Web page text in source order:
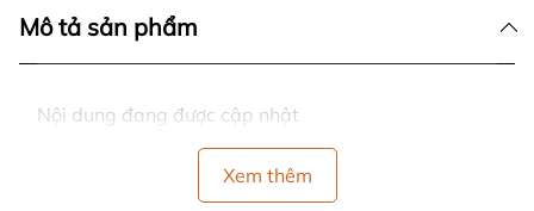
Mô tả sản phẩm
Nội dung đang được cập nhật
Xem thêm